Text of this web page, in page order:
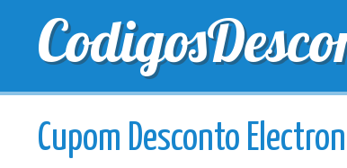
CUPONS EXCLUSIVOS
Cupom Desconto